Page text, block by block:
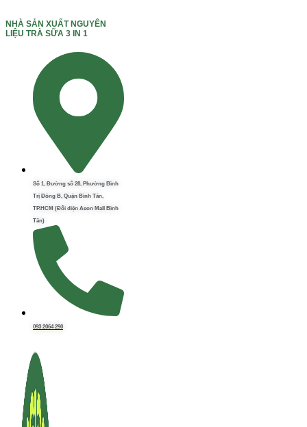
NHÀ SẢN XUẤT NGUYÊN
LIỆU TRÀ SỮA 3 IN 1
Số 1, Đường số 28, Phường Bình
Trị Đông B, Quận Bình Tân,
TP.HCM (Đối diện Aeon Mall Bình
Tân)
093 2064 290